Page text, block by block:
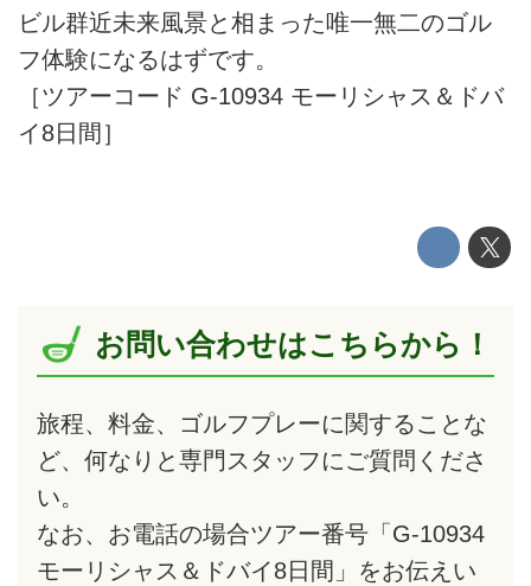
ビル群近未来風景と相まった唯一無二のゴル
フ体験になるはずです。
［ツアーコード G-10934 モーリシャス＆ドバ
イ8日間］
お問い合わせはこちらから！
旅程、料金、ゴルフプレーに関することな
ど、何なりと専門スタッフにご質問くださ
い。
なお、お電話の場合ツアー番号「G-10934
モーリシャス＆ドバイ8日間」をお伝えい